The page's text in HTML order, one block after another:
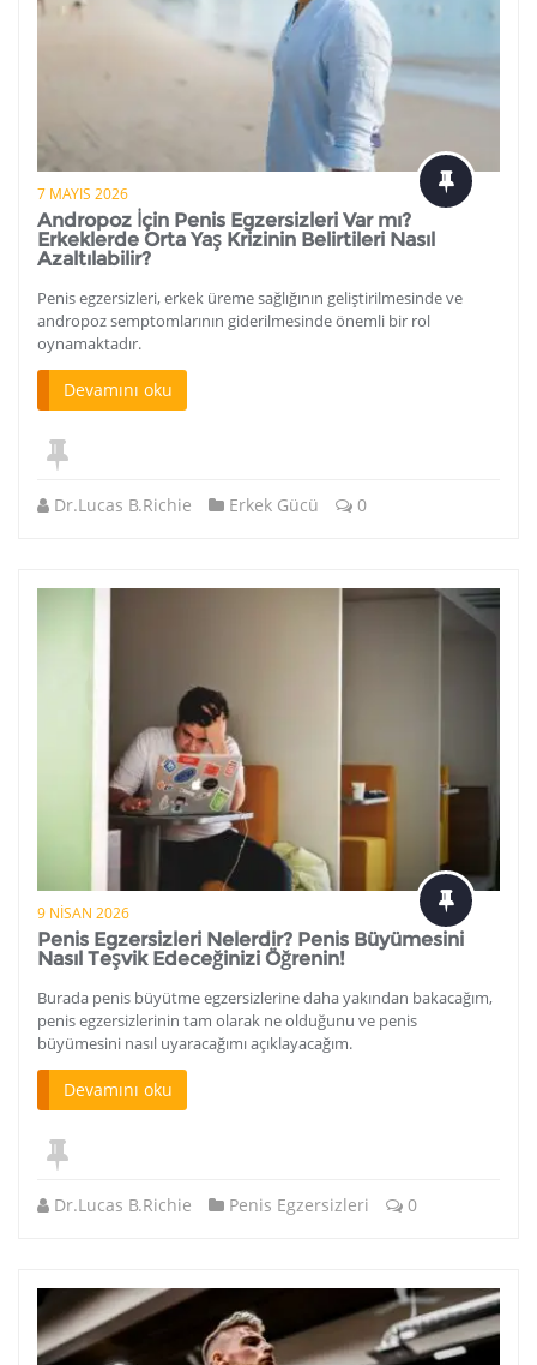
7 MAYIS 2026
Andropoz İçin Penis Egzersizleri Var mı?
Erkeklerde Orta Yaş Krizinin Belirtileri Nasıl
Azaltılabilir?
Penis egzersizleri, erkek üreme sağlığının geliştirilmesinde ve
andropoz semptomlarının giderilmesinde önemli bir rol
oynamaktadır.
Devamını oku
Dr.Lucas B.Richie Erkek Gücü 0
9 NISAN 2026
Penis Egzersizleri Nelerdir? Penis Büyümesini
Nasıl Teşvik Edeceğinizi Öğrenin!
Burada penis büyütme egzersizlerine daha yakından bakacağım,
penis egzersizlerinin tam olarak ne olduğunu ve penis
büyümesini nasıl uyaracağımı açıklayacağım.
Devamını oku
Dr.Lucas B.Richie Penis Egzersizleri 0